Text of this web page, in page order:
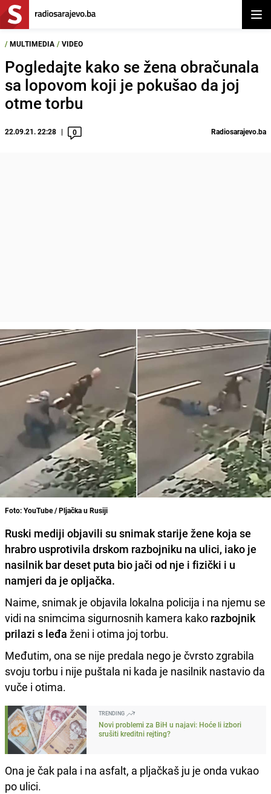
/ MULTIMEDIA / VIDEO
Pogledajte kako se žena obračunala
sa lopovom koji je pokušao da joj
otme torbu
22.09.21. 22:28 0 Radiosarajevo.ba
Foto: YouTube / Pljačka u Rusiji
Ruski mediji objavili su snimak starije žene koja se
hrabro usprotivila drskom razbojniku na ulici, iako je
nasilnik bar deset puta bio jači od nje i fizički i u
namjeri da je opljačka.
Naime, snimak je objavila lokalna policija i na njemu se
vidi na snimcima sigurnosnih kamera kako razbojnik
prilazi s leđa ženi i otima joj torbu.
Međutim, ona se nije predala nego je čvrsto zgrabila
svoju torbu i nije puštala ni kada je nasilnik nastavio da
vuče i otima.
TRENDING
Novi problemi za BiH u najavi: Hoće li izbori
srušiti kreditni rejting?
Ona je čak pala i na asfalt, a pljačkaš ju je onda vukao
po ulici.